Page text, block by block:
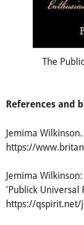
The
References and
Jemima
https://
Jemima
'Publick Universal
https://qspirit.net/